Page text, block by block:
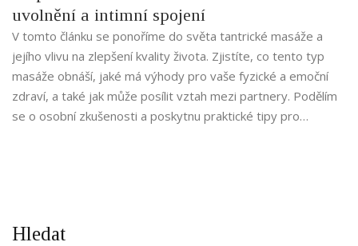
uvolnění a intimní spojení
V tomto článku se ponoříme do světa tantrické masáže a
jejího vlivu na zlepšení kvality života. Zjistíte, co tento typ
masáže obnáší, jaké má výhody pro vaše fyzické a emoční
zdraví, a také jak může posílit vztah mezi partnery. Podělím
se o osobní zkušenosti a poskytnu praktické tipy pro
Hledat